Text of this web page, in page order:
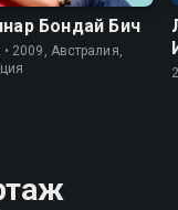
Бондай Бич
• 2009, Австралия,